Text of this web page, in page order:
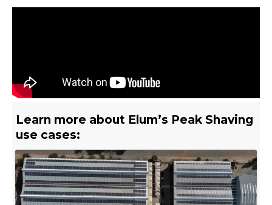
Learn more about Elum’s Peak Shaving
use cases: